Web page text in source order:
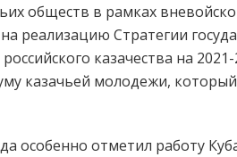
обществ в рамках
реализацию Стратегии
казачества на
казачьей молодежи, который
особенно отметил работу